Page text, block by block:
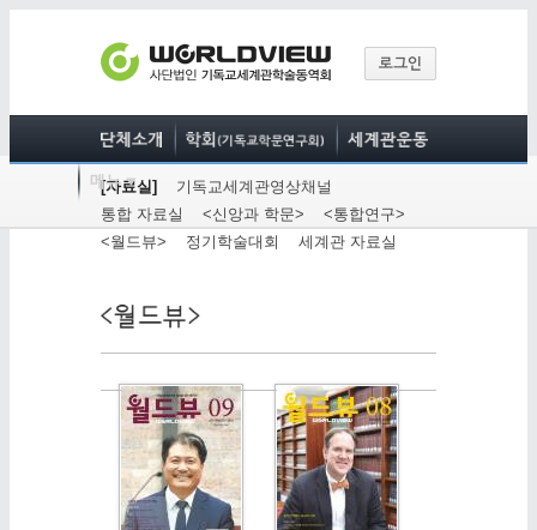
[자료실]
기독교세계관영상채널
통합 자료실
<신앙과 학문>
<통합연구>
<월드뷰>
정기학술대회 세계관 자료실